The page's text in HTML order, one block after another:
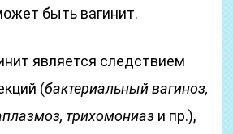
быть вагинит.
является следствием
(бактериальный вагиноз,
трихомониаз и пр.),